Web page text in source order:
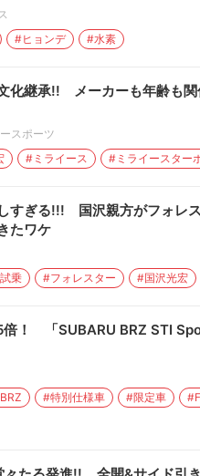
#ヒョンデ #水素
化継承!! メーカーも年齢も
スポーツ
#ミライース #ミライースター
すぎる!!! 国沢親方がフォレ
たワケ
乗 #フォレスター #国沢光宏
倍！ 「SUBARU BRZ STI
#特別仕様車 #限定車